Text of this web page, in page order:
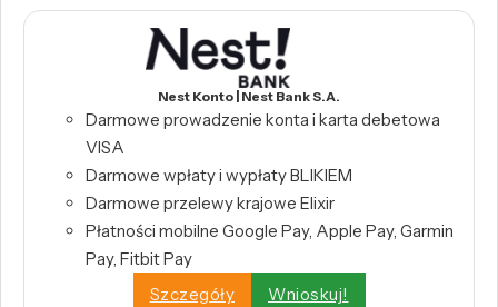
Nest Konto | Nest Bank S.A.
Darmowe prowadzenie konta i karta debetowa
VISA
Darmowe wpłaty i wypłaty BLIKIEM
Darmowe przelewy krajowe Elixir
Płatności mobilne Google Pay, Apple Pay, Garmin
Pay, Fitbit Pay
Szczegóły
Wnioskuj!